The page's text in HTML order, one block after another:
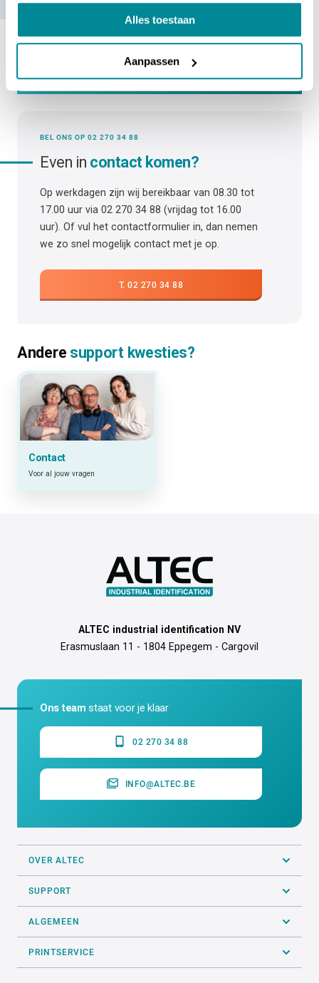
Alles toestaan
Aanpassen
Vraag niet gevonden? Vind hier het antwoord.
BEL ONS OP 02 270 34 88
Even in contact komen?
Op werkdagen zijn wij bereikbaar van 08.30 tot
17.00 uur via 02 270 34 88 (vrijdag tot 16.00
uur). Of vul het contactformulier in, dan nemen
we zo snel mogelijk contact met je op.
T. 02 270 34 88
Andere support kwesties?
Contact
Voor al jouw vragen
ALTEC industrial identification NV
Erasmuslaan 11 - 1804 Eppegem - Cargovil
Ons team staat voor je klaar
02 270 34 88
INFO@ALTEC.BE
OVER ALTEC
SUPPORT
ALGEMEEN
PRINTSERVICE